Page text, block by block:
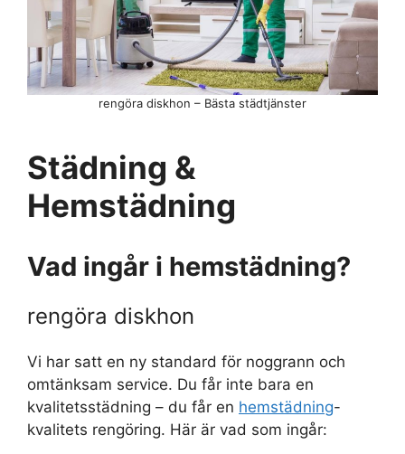
rengöra diskhon – Bästa städtjänster
Städning &
Hemstädning
Vad ingår i hemstädning?
rengöra diskhon
Vi har satt en ny standard för noggrann och
omtänksam service. Du får inte bara en
kvalitetsstädning – du får en hemstädning-
kvalitets rengöring. Här är vad som ingår: